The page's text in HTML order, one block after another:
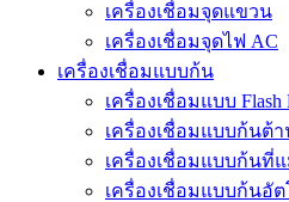
เครื่องเชื่อมจุดแขวน
เครื่องเชื่อมจุดไฟ AC
เครื่องเชื่อมแบบก้น
เครื่องเชื่อมแบบ Flash
เครื่องเชื่อมแบบก้นต้
เครื่องเชื่อมแบบก้นที่
เครื่องเชื่อมแบบก้นอั